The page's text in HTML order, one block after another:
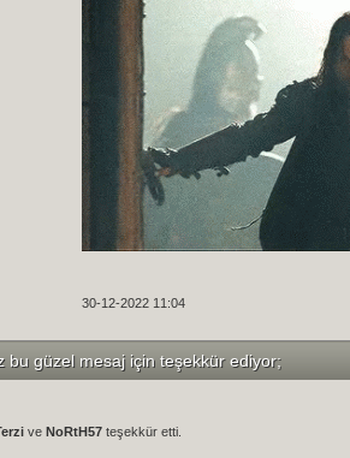
30-12-2022 11:04
bu güzel mesaj için teşekkür ediyor;
ve NoRtH57 teşekkür etti.